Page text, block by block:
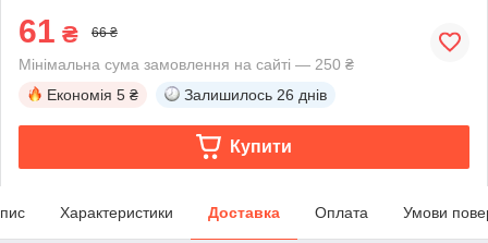
61 ₴ 66 ₴
Мінімальна сума замовлення на сайті — 250 ₴
Економія 5 ₴ Залишилось 26 днів
Купити
Характеристики Доставка Оплата Умови